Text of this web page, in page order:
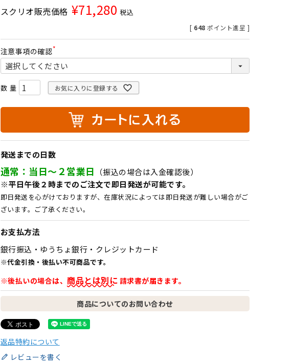
スクリオ販売価格 ¥71,280 税込
[ 648 ポイント進呈 ]
注意事項の確認
(
必
須
)
お気に入りに登録する
発送までの日数
通常：当日～２営業日
（振込の場合は入金確認後）
※平日午後２時までのご注文で即日発送が可能です。
即日発送を心がけておりますが、在庫状況によっては即日発送が難しい場合がご
ざいます。ご了承ください。
お支払方法
銀行振込・ゆうちょ銀行・クレジットカード
※代金引換・後払い不可商品です。
※後払いの場合は、 商品とは別に 請求書が届きます。
商品についてのお問い合わせ
返品特約について
レビューを書く